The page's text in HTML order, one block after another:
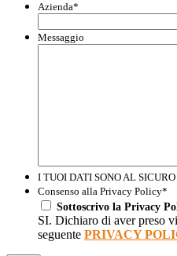
Azienda*
Messaggio
I TUOI DATI SONO AL SICURO
Consenso alla Privacy Policy*
Sottoscrivo la Privacy
SI. Dichiaro di aver preso
seguente PRIVACY